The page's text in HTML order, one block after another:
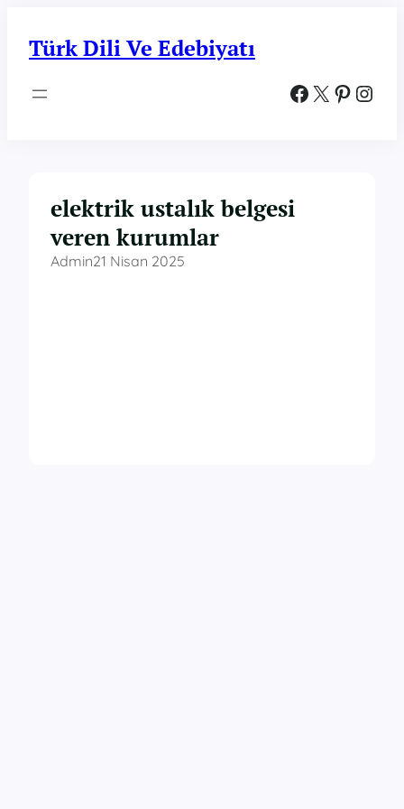
Türk Dili Ve Edebiyatı
Facebook X Pinterest Instagram
elektrik ustalık belgesi
veren kurumlar
Admin21 Nisan 2025